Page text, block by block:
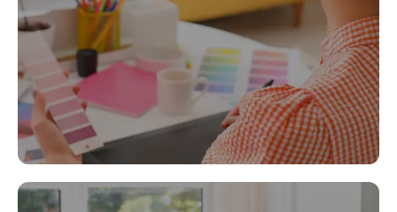
en cohérence avec tous vos supports de
communication. (Création charte graphique,
logo, déclinaisons..)
EN SAVOIR PLUS